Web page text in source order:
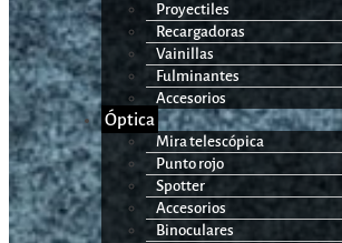
Proyectiles
Recargadoras
Vainillas
Fulminantes
Accesorios
Óptica
Mira telescópica
Punto rojo
Spotter
Accesorios
Binoculares